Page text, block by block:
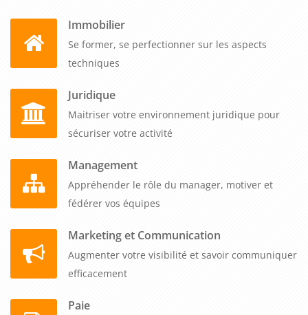
Immobilier
Se former, se perfectionner sur les aspects
techniques
Juridique
Maitriser votre environnement juridique pour
sécuriser votre activité
Management
Appréhender le rôle du manager, motiver et
fédérer vos équipes
Marketing et Communication
Augmenter votre visibilité et savoir communiquer
efficacement
Paie